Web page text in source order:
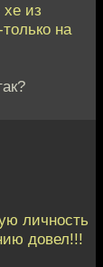
из
на
личность
довел!!!